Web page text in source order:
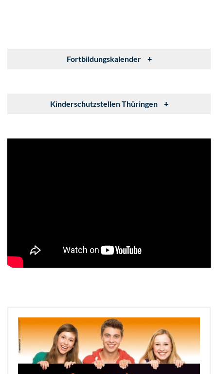
Fortbildungskalender +
Kinderschutzstellen Thüringen +